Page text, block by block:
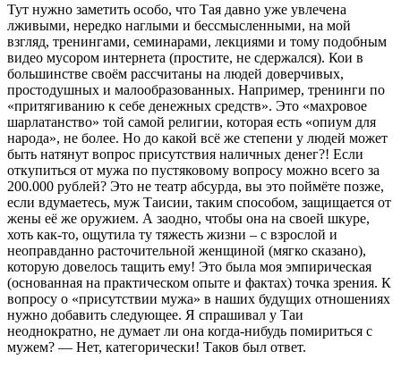
Тут нужно заметить особо, что Тая давно уже увлечена
лживыми, нередко наглыми и бессмысленными, на мой
взгляд, тренингами, семинарами, лекциями и тому подобным
видео мусором интернета (простите, не сдержался). Кои в
большинстве своём рассчитаны на людей доверчивых,
простодушных и малообразованных. Например, тренинги по
«притягиванию к себе денежных средств». Это «махровое
шарлатанство» той самой религии, которая есть «опиум для
народа», не более. Но до какой всё же степени у людей может
быть натянут вопрос присутствия наличных денег?! Если
откупиться от мужа по пустяковому вопросу можно всего за
200.000 рублей? Это не театр абсурда, вы это поймёте позже,
если вдумаетесь, муж Таисии, таким способом, защищается от
жены её же оружием. А заодно, чтобы она на своей шкуре,
хоть как-то, ощутила ту тяжесть жизни – с взрослой и
неоправданно расточительной женщиной (мягко сказано),
которую довелось тащить ему! Это была моя эмпирическая
(основанная на практическом опыте и фактах) точка зрения. К
вопросу о «присутствии мужа» в наших будущих отношениях
нужно добавить следующее. Я спрашивал у Таи
неоднократно, не думает ли она когда-нибудь помириться с
мужем? — Нет, категорически! Таков был ответ.